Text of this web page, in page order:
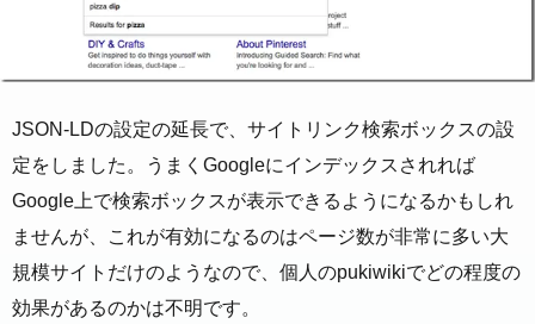
JSON-LDの設定の延長で、サイトリンク検索ボックスの設
定をしました。うまくGoogleにインデックスされれば
Google上で検索ボックスが表示できるようになるかもしれ
ませんが、これが有効になるのはページ数が非常に多い大
規模サイトだけのようなので、個人のpukiwikiでどの程度の
効果があるのかは不明です。